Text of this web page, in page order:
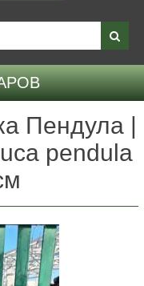
Пендула |
pendula